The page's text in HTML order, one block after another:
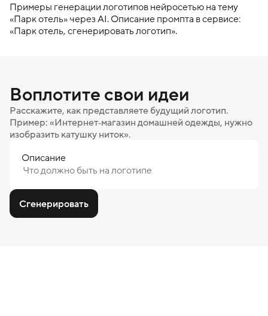
Примеры генерации логотипов нейросетью на тему
«Парк отель» через AI. Описание промпта в сервисе:
«Парк отель, сгенерировать логотип».
Воплотите свои идеи
Расскажите, как представляете будущий логотип.
Пример: «Интернет‑магазин домашней одежды, нужно
изобразить катушку ниток».
Описание
Сгенерировать